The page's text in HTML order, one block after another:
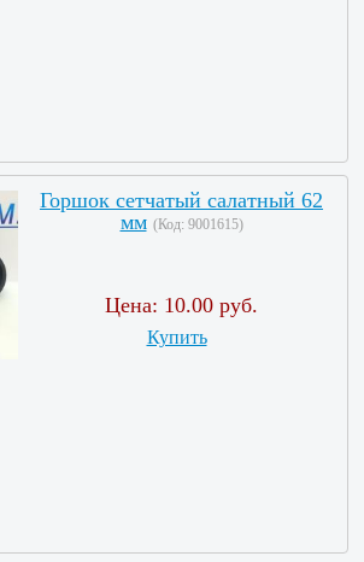
Горшок сетчатый салатный 62
мм (Код: 9001615)
Цена: 10.00 руб.
Купить